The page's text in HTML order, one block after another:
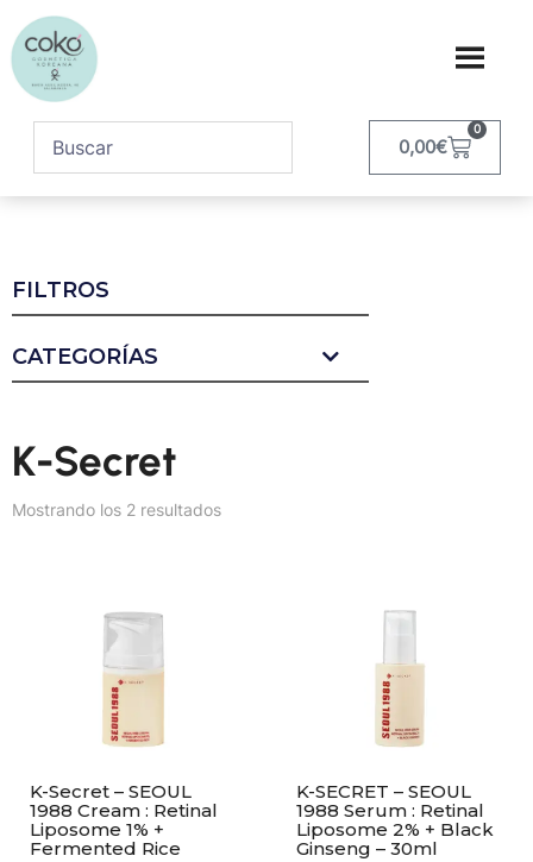
0,00€
0
FILTROS
CATEGORÍAS
K-Secret
Mostrando los 2 resultados
K-Secret – SEOUL
1988 Cream : Retinal
Liposome 1% +
Fermented Rice
K-SECRET – SEOUL
1988 Serum : Retinal
Liposome 2% + Black
Ginseng – 30ml